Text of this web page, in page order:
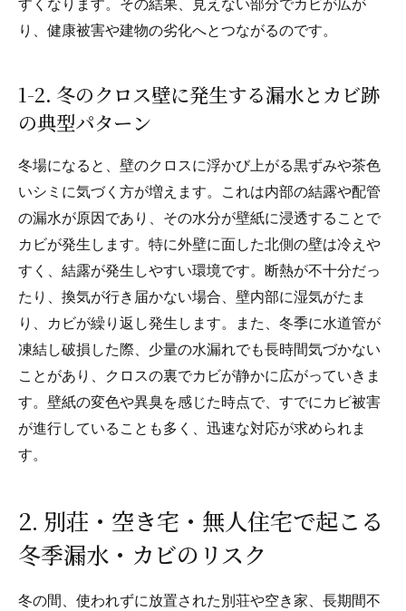
すくなります。その結果、見えない部分でカビが広が
り、健康被害や建物の劣化へとつながるのです。
1-2. 冬のクロス壁に発生する漏水とカビ跡
の典型パターン
冬場になると、壁のクロスに浮かび上がる黒ずみや茶色
いシミに気づく方が増えます。これは内部の結露や配管
の漏水が原因であり、その水分が壁紙に浸透することで
カビが発生します。特に外壁に面した北側の壁は冷えや
すく、結露が発生しやすい環境です。断熱が不十分だっ
たり、換気が行き届かない場合、壁内部に湿気がたま
り、カビが繰り返し発生します。また、冬季に水道管が
凍結し破損した際、少量の水漏れでも長時間気づかない
ことがあり、クロスの裏でカビが静かに広がっていきま
す。壁紙の変色や異臭を感じた時点で、すでにカビ被害
が進行していることも多く、迅速な対応が求められま
す。
2. 別荘・空き宅・無人住宅で起こる
冬季漏水・カビのリスク
冬の間、使われずに放置された別荘や空き家、長期間不